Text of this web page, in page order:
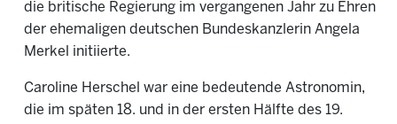
die britische Regierung im vergangenen Jahr zu Ehren
der ehemaligen deutschen Bundeskanzlerin Angela
Merkel initiierte.
Caroline Herschel war eine bedeutende Astronomin,
die im späten 18. und in der ersten Hälfte des 19.